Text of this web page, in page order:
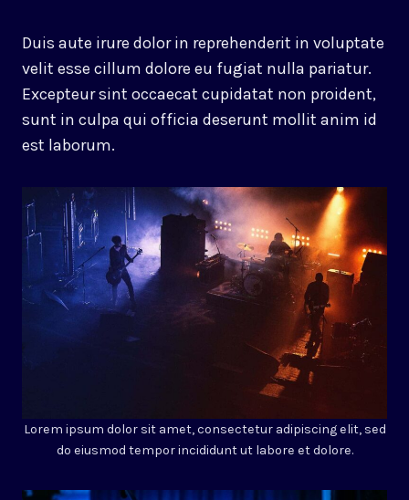
Duis aute irure dolor in reprehenderit in voluptate
velit esse cillum dolore eu fugiat nulla pariatur.
Excepteur sint occaecat cupidatat non proident,
sunt in culpa qui officia deserunt mollit anim id
est laborum.
Lorem ipsum dolor sit amet, consectetur adipiscing elit, sed
do eiusmod tempor incididunt ut labore et dolore.